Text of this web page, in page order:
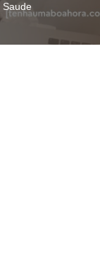
Saude